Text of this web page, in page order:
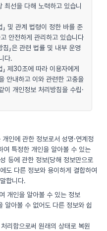
최선을 다해 노력하고 있습니
」 및 관계 법령이 정한 바를 준
안전하게 관리하고 있습니다
」은 관련 법률 및 내부 운영
다.
제30조에 따라 이용자에게
안내하고 이와 관련한 고충을
이 개인정보 처리방침을 수립·
인에 관한 정보로서 성명·연계정
여 특정한 개인을 알아볼 수 있는
등에 관한 정보(당해 정보만으로
도 다른 정보와 용이하게 결합하여
합니다.
개인을 알아볼 수 있는 정보
알아볼 수 없어도 다른 정보와 쉽
리함으로써 원래의 상태로 복원